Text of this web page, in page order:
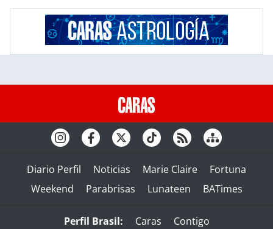
Diario Perfil Noticias Marie Claire
Fortuna
Weekend
Parabrisas Lunateen BATimes
Perfil Brasil: Caras
Contigo